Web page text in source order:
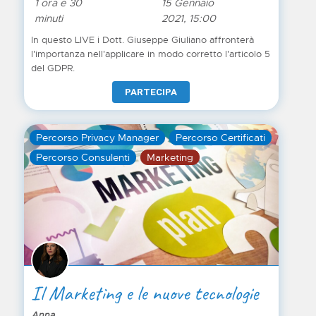
1 ora e 30
minuti
15 Gennaio
2021, 15:00
In questo LIVE i Dott. Giuseppe Giuliano affronterà
l'importanza nell'applicare in modo corretto l'articolo 5
del GDPR.
PARTECIPA
Percorso Privacy Manager
Percorso Certificati
Percorso Consulenti
Marketing
Il Marketing e le nuove tecnologie